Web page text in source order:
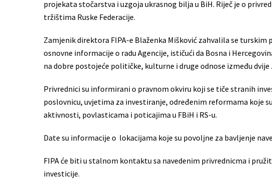
projekata stočarstva i uzgoja ukrasnog bilja u BiH. Riječ je o
tržištima Ruske Federacije.
Zamjenik direktora FIPA-e Blaženka Mišković zahvalila se
osnovne informacije o radu Agencije, ističući da Bosna i
na dobre postojeće političke, kulturne i druge odnose između dvije
Privrednici su informirani o pravnom okviru koji se tiče stranih
poslovnicu, uvjetima za investiranje, određenim reformama koje
aktivnosti, povlasticama i poticajima u FBiH i RS-u.
Date su informacije o lokacijama koje su povoljne za bavljenje
FIPA će biti u stalnom kontaktu sa navedenim privrednicma i
investicije.